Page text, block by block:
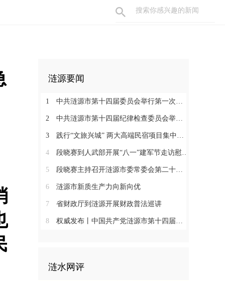
涟源要闻
1 中共涟源市第十四届委员会举行第一次全体会议 段晓赛当选市委书记 伍鹤群周杨当选市委副书记
2 中共涟源市第十四届纪律检查委员会举行第一次全体会议
3 践行“文旅兴城” 两大高端民宿项目集中签约开工 全力打造“湖湘地区文旅康养名城”
4 段晓赛到人武部开展“八一”建军节走访慰问活动
5 段晓赛主持召开涟源市委常委会第二十八次会议
6 涟源市新质生产力向新向优
7 省财政厅到涟源开展财政普法巡讲
8 权威发布丨中国共产党涟源市第十四届纪律检查委员会书记、副书记、常委名单
涟水网评